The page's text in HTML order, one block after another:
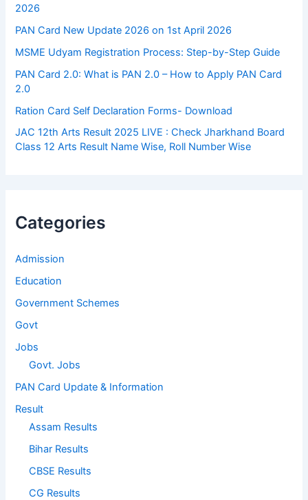
2026
PAN Card New Update 2026 on 1st April 2026
MSME Udyam Registration Process: Step-by-Step Guide
PAN Card 2.0: What is PAN 2.0 – How to Apply PAN Card
2.0
Ration Card Self Declaration Forms- Download
JAC 12th Arts Result 2025 LIVE : Check Jharkhand Board
Class 12 Arts Result Name Wise, Roll Number Wise
Categories
Admission
Education
Government Schemes
Govt
Jobs
Govt. Jobs
PAN Card Update & Information
Result
Assam Results
Bihar Results
CBSE Results
CG Results